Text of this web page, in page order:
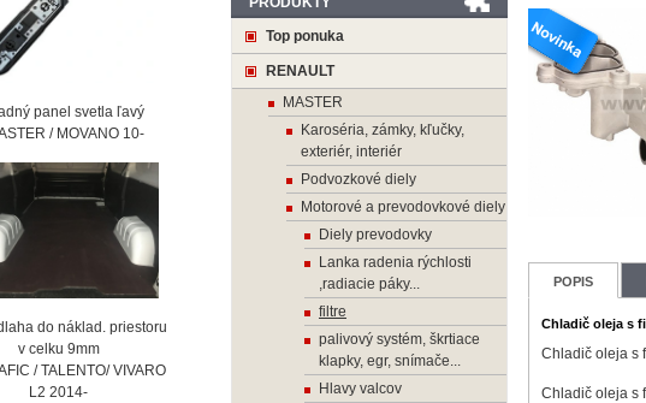
POPIS
Chladič oleja s
Chladič oleja s
Chladič oleja s
Top ponuka
RENAULT
MASTER
Karoséria, zámky, kľučky,
exteriér, interiér
Podvozkové diely
Motorové a prevodovkové diely
Diely prevodovky
Lanka radenia rýchlosti
,radiacie páky...
filtre
palivový systém, škrtiace
klapky, egr, snímače...
Hlavy valcov
panel svetla ľavý
/ MOVANO 10-
do náklad. priestoru
9mm
/ TALENTO/ VIVARO
2014-